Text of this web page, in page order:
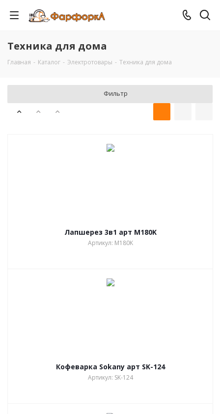
Техника для дома
Главная - Каталог - Электротовары - Техника для дома
Фильтр
Лапшерез 3в1 арт M180K
Артикул: M180K
Кофеварка Sokany арт SK-124
Артикул: SK-124